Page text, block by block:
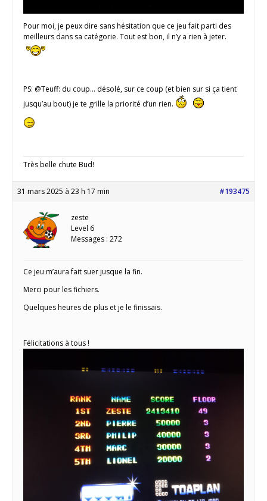
Pour moi, je peux dire sans hésitation que ce jeu fait parti des
meilleurs dans sa catégorie. Tout est bon, il n’y a rien à jeter.
PS: @Teuff: du coup… désolé, sur ce coup (et bien sur si ça tient
jusqu’au bout) je te grille la priorité d’un rien.
Très belle chute Bud!
31 mars 2025 à 23 h 17 min #193475
zeste
Level 6
Messages : 272
Ce jeu m’aura fait suer jusque la fin.
Merci pour les fichiers.
Quelques heures de plus et je le finissais.
Félicitations à tous !